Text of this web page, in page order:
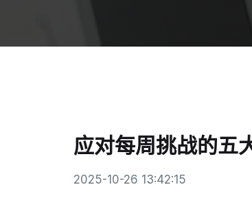
应对每周挑战的五
2025-10-26 13:42:15